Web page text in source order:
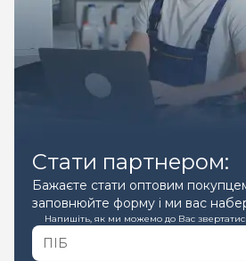
Стати партнером:
Бажаєте стати оптовим
заповнюйте форму і ми вас
Напишіть, як ми можемо до Вас